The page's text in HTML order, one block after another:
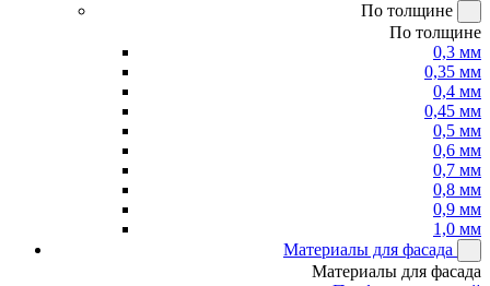
По толщине
По толщине
0,3 мм
0,35 мм
0,4 мм
0,45 мм
0,5 мм
0,6 мм
0,7 мм
0,8 мм
0,9 мм
1,0 мм
Материалы для фасада
Материалы для фасада